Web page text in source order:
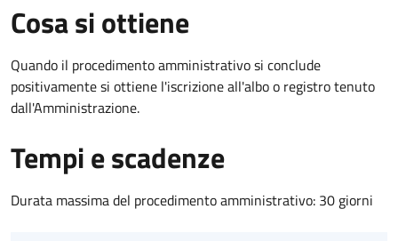
Cosa si ottiene
Quando il procedimento amministrativo si conclude
positivamente si ottiene l'iscrizione all'albo o registro tenuto
dall'Amministrazione.
Tempi e scadenze
Durata massima del procedimento amministrativo: 30 giorni